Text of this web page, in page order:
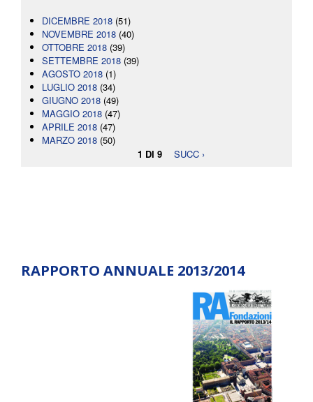
DICEMBRE 2018 (51)
NOVEMBRE 2018 (40)
OTTOBRE 2018 (39)
SETTEMBRE 2018 (39)
AGOSTO 2018 (1)
LUGLIO 2018 (34)
GIUGNO 2018 (49)
MAGGIO 2018 (47)
APRILE 2018 (47)
MARZO 2018 (50)
1 DI 9
SUCC ›
RAPPORTO ANNUALE 2013/2014